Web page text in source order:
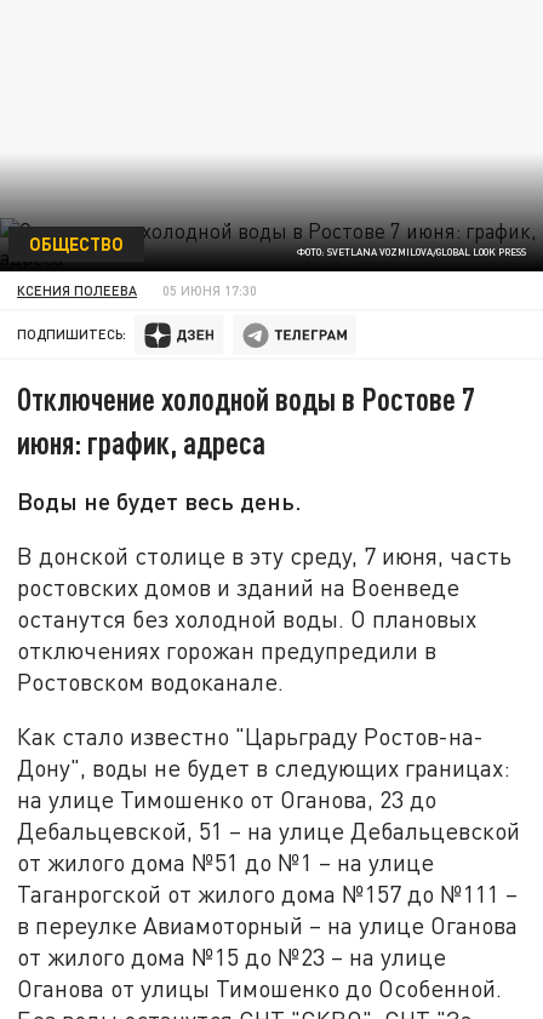
ФОТО: SVETLANA VOZMILOVA/GLOBAL LOOK PRESS
ОБЩЕСТВО
КСЕНИЯ ПОЛЕЕВА 05 ИЮНЯ 17:30
ПОДПИШИТЕСЬ:
Отключение холодной воды в Ростове 7
июня: график, адреса
Воды не будет весь день.
В донской столице в эту среду, 7 июня, часть
ростовских домов и зданий на Военведе
останутся без холодной воды. О плановых
отключениях горожан предупредили в
Ростовском водоканале.
Как стало известно "Царьграду Ростов-на-
Дону", воды не будет в следующих границах:
на улице Тимошенко от Оганова, 23 до
Дебальцевской, 51 – на улице Дебальцевской
от жилого дома №51 до №1 – на улице
Таганрогской от жилого дома №157 до №111 –
в переулке Авиамоторный – на улице Оганова
от жилого дома №15 до №23 – на улице
Оганова от улицы Тимошенко до Особенной.